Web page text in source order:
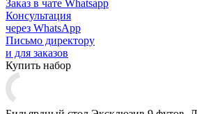
Заказ в чате Whatsapp
Консультация
через WhatsApp
Письмо директору
и для заказов
Купить набор